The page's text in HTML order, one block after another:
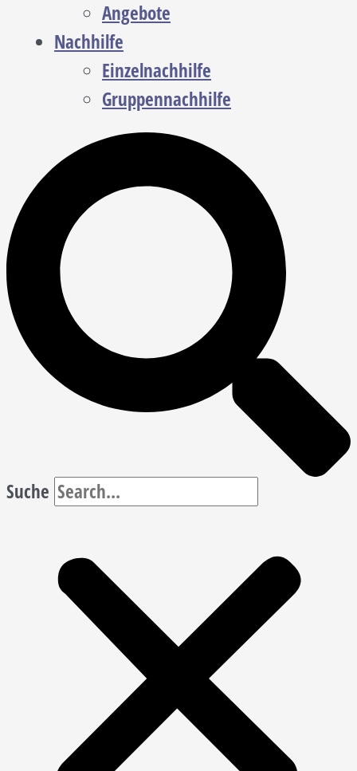
Angebote
Nachhilfe
Einzelnachhilfe
Gruppennachhilfe
Suche